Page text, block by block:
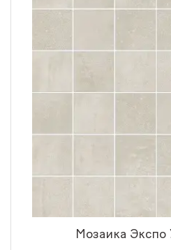
Мозаика Экспо